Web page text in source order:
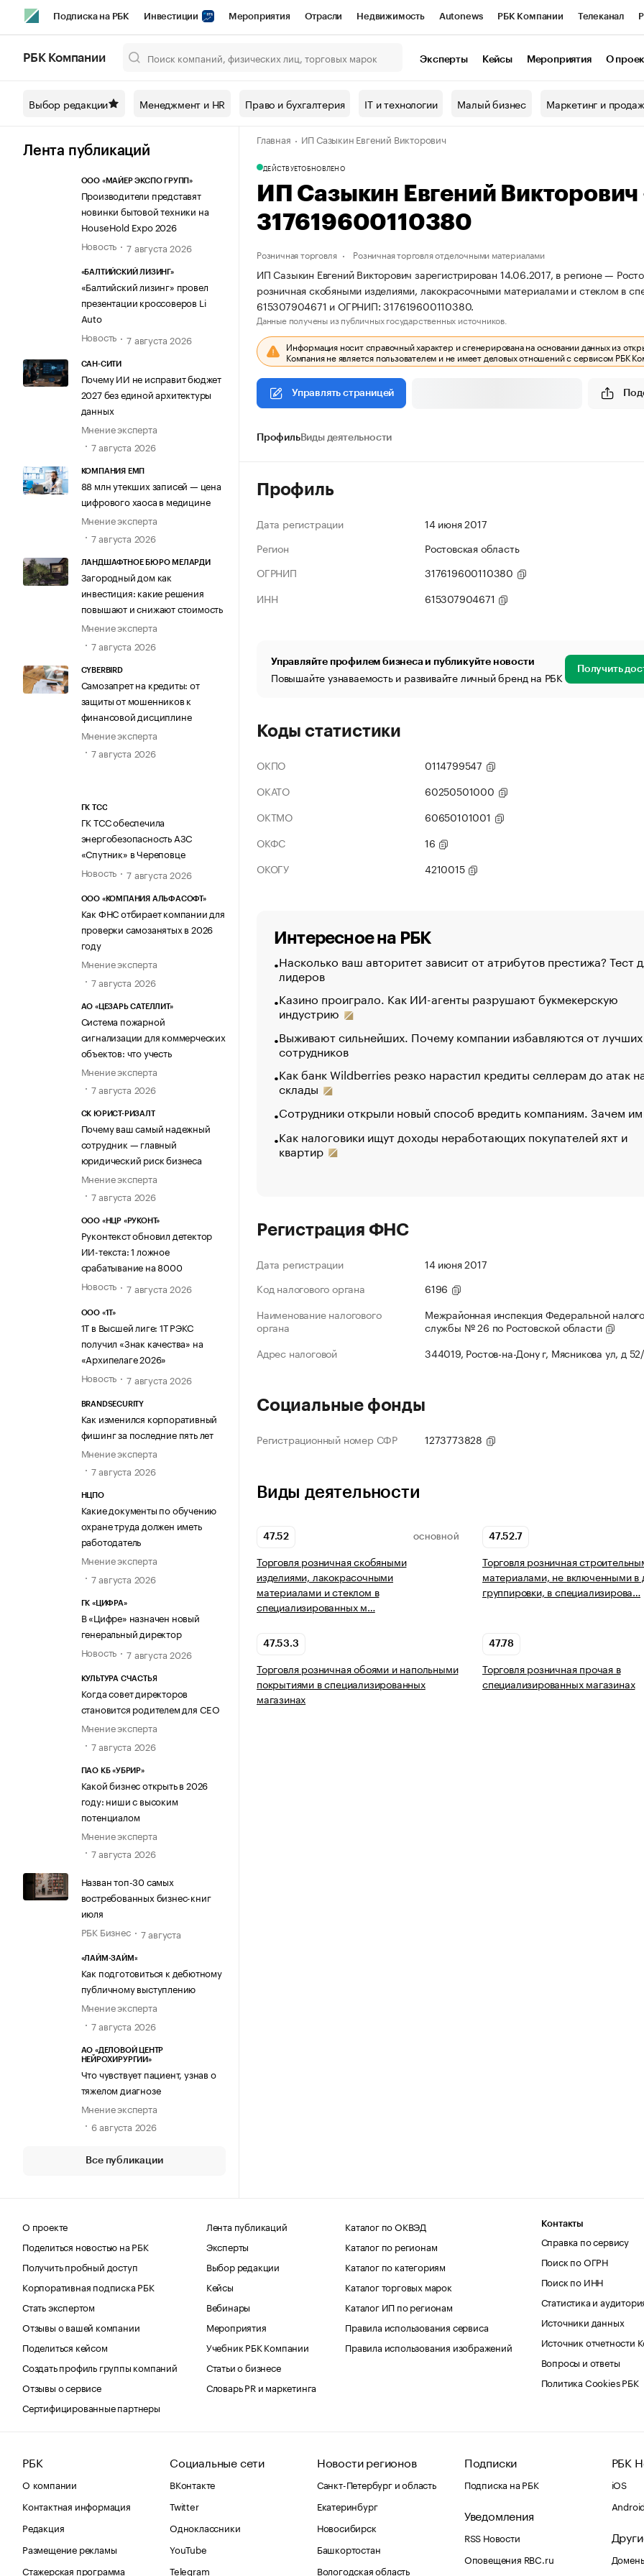
Подписка на РБК Инвестиции Мероприятия Отрасли Недвижимость Autonews РБК Компании Телеканал
Спецпроекты СПб Конференции СПб Спецпроекты Проверка контрагентов
Технологии и медиа Рынок наличной валюты
РБК Компании Эксперты Кейсы Мероприятия О
Выбор редакции Менеджмент и HR Право и бухгалтерия IT и технологии Малый бизнес Маркетинг и
Лента публикаций
ООО «МАЙЕР ЭКСПО ГРУПП»
Производители представят
новинки бытовой техники на
HouseHold Expo 2026
Новость
7 августа 2026
«БАЛТИЙСКИЙ ЛИЗИНГ»
«Балтийский лизинг» провел
презентации кроссоверов Li
Auto
Новость
7 августа 2026
САН-СИТИ
Почему ИИ не исправит бюджет
2027 без единой архитектуры
данных
Мнение эксперта
7 августа 2026
КОМПАНИЯ ЕМП
88 млн утекших записей — цена
цифрового хаоса в медицине
Мнение эксперта
7 августа 2026
ЛАНДШАФТНОЕ БЮРО МЕЛАРДИ
Загородный дом как
инвестиция: какие решения
повышают и снижают стоимость
Мнение эксперта
7 августа 2026
CYBERBIRD
Самозапрет на кредиты: от
защиты от мошенников к
финансовой дисциплине
Мнение эксперта
7 августа 2026
ГК ТСС
ГК ТСС обеспечила
энергобезопасность АЗС
«Спутник» в Череповце
Новость
7 августа 2026
ООО «КОМПАНИЯ АЛЬФАСОФТ»
Как ФНС отбирает компании для
проверки самозанятых в 2026
году
Мнение эксперта
7 августа 2026
АО «ЦЕЗАРЬ САТЕЛЛИТ»
Система пожарной
сигнализации для коммерческих
объектов: что учесть
Мнение эксперта
7 августа 2026
СК ЮРИСТ-РИЗАЛТ
Почему ваш самый надежный
сотрудник — главный
юридический риск бизнеса
Мнение эксперта
7 августа 2026
ООО «НЦР «РУКОНТ»
Руконтекст обновил детектор
ИИ-текста: 1 ложное
срабатывание на 8000
Новость
7 августа 2026
ООО «1Т»
1Т в Высшей лиге: 1Т РЭКС
получил «Знак качества» на
«Архипелаге 2026»
Новость
7 августа 2026
BRANDSECURITY
Как изменился корпоративный
фишинг за последние пять лет
Мнение эксперта
7 августа 2026
НЦПО
Какие документы по обучению
охране труда должен иметь
работодатель
Мнение эксперта
7 августа 2026
ГК «ЦИФРА»
В «Цифре» назначен новый
генеральный директор
Новость
7 августа 2026
КУЛЬТУРА СЧАСТЬЯ
Когда совет директоров
становится родителем для CEO
Мнение эксперта
7 августа 2026
ПАО КБ «УБРИР»
Какой бизнес открыть в 2026
году: ниши с высоким
потенциалом
Мнение эксперта
7 августа 2026
Назван топ-30 самых
востребованных бизнес-книг
июля
РБК Бизнес
7 августа
«ЛАЙМ-ЗАЙМ»
Как подготовиться к дебютному
публичному выступлению
Мнение эксперта
7 августа 2026
АО «ДЕЛОВОЙ ЦЕНТР
НЕЙРОХИРУРГИИ»
Что чувствует пациент, узнав о
тяжелом диагнозе
Мнение эксперта
6 августа 2026
Все публикации
Главная ИП Сазыкин Евгений Викторович
ДЕЙСТВУЕТОБНОВЛЕНО
ИП Сазыкин Евгений
317619600110380
Розничная торговля Розничная торговля отделочными материалами
ИП Сазыкин Евгений Викторович зарегистрирован 14.06.2017, в регионе —
розничная скобяными изделиями, лакокрасочными материалами и стеклом в
615307904671 и ОГРНИП: 317619600110380.
Данные получены из публичных государственных источников.
Информация носит справочный характер и сгенерирована на основании данных из
Компания не является пользователем и не имеет деловых отношений с сервисом РБК
Управлять страницей
ПрофильВиды деятельности
Профиль
Дата регистрации
14 июня 2017
Регион
Ростовская область
ОГРНИП
317619600110380
ИНН
615307904671
Управляйте профилем бизнеса и публикуйте новости
Повышайте узнаваемость и развивайте личный бренд на РБК Получить
Коды статистики
ОКПО
0114799547
ОКАТО
60250501000
ОКТМО
60650101001
ОКФС
16
ОКОГУ
4210015
Интересное на РБК
Насколько ваш авторитет зависит от атрибутов престижа? Тест
лидеров
Казино проиграло. Как ИИ-агенты разрушают букмекерскую
индустрию
Выживают сильнейших. Почему компании избавляются от лучших
сотрудников
Как банк Wildberries резко нарастил кредиты селлерам до атак
склады
Сотрудники открыли новый способ вредить компаниям. Зачем
Как налоговики ищут доходы неработающих покупателей яхт и
квартир
Регистрация ФНС
Дата регистрации
14 июня 2017
Код налогового органа
6196
Наименование налогового
органа
Межрайонная инспекция Федеральной
службы № 26 по Ростовской области
Адрес налоговой
344019, Ростов-на-Дону г, Мясникова ул, д
Социальные фонды
Регистрационный номер СФР 1273773828
Виды деятельности
47.52 ОСНОВНОЙ
Торговля розничная скобяными
изделиями, лакокрасочными
материалами и стеклом в
специализированных м…
47.52.7
Торговля розничная
материалами, не включенными в
группировки, в специализирова…
47.53.3
Торговля розничная обоями и напольными
покрытиями в специализированных
магазинах
47.78
Торговля розничная прочая в
специализированных магазинах
О проекте
Поделиться новостью на РБК
Получить пробный доступ
Корпоративная подписка РБК
Стать экспертом
Отзывы о вашей компании
Поделиться кейсом
Создать профиль группы компаний
Отзывы о сервисе
Сертифицированные партнеры
Лента публикаций
Эксперты
Выбор редакции
Кейсы
Вебинары
Мероприятия
Учебник РБК Компании
Статьи о бизнесе
Словарь PR и маркетинга
Каталог по ОКВЭД
Каталог по регионам
Каталог по категориям
Каталог торговых марок
Каталог ИП по регионам
Правила использования сервиса
Правила использования изображений
Контакты
Справка по сервису
Поиск по ОГРН
Поиск по ИНН
Статистика и
Источники данных
Источник отчетности
Вопросы и ответы
Политика Cookies РБК
РБК
О компании
Контактная информация
Редакция
Размещение рекламы
Стажерская программа
Социальные сети
ВКонтакте
Twitter
Одноклассники
YouTube
Telegram
Новости регионов
Санкт-Петербург и область
Екатеринбург
Новосибирск
Башкортостан
Вологодская область
Подписки
Подписка на РБК
Уведомления
RSS Новости
Оповещения RBC.ru
РБК
iOS